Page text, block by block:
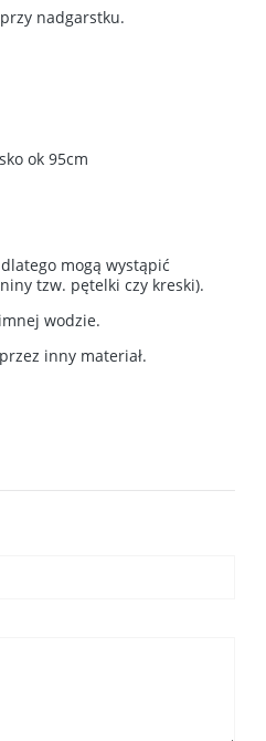
nadgarstku.
ok 95cm
mogą wystąpić
tzw. pętelki czy kreski).
wodzie.
inny materiał.